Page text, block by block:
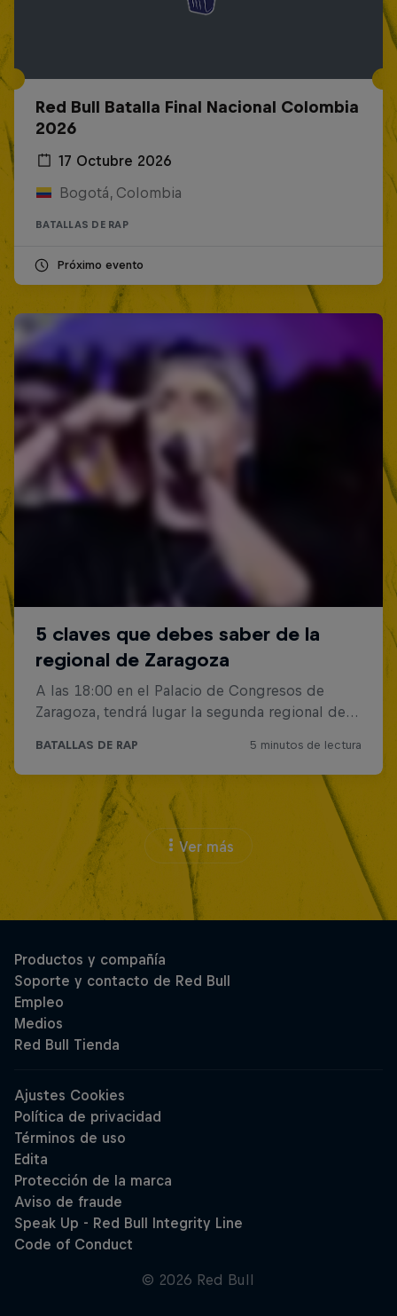
Red Bull Batalla Final Nacional Colombia
2026
17 Octubre 2026
Bogotá, Colombia
BATALLAS DE RAP
Próximo evento
Ver más